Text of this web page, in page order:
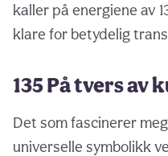
kaller på energiene av
klare for betydelig
135 På tvers av
Det som fascinerer
universelle symbolikk